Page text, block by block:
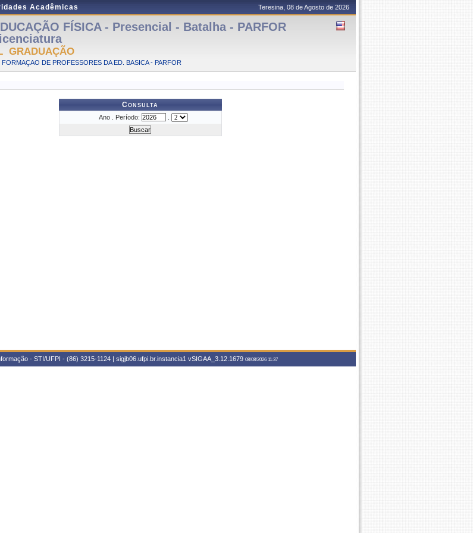
Acadêmicas Teresina, 08 de Agosto de 2026
FÍSICA - Presencial - Batalha - PARFOR
GRADUAÇÃO
DE PROFESSORES DA ED. BASICA - PARFOR
Consulta
Ano . Período:
- STI/UFPI - (86) 3215-1124 | sigjb06.ufpi.br.instancia1 vSIGAA_3.12.1679 08/08/2026 11:37